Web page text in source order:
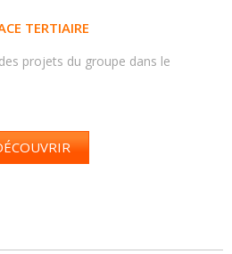
TERTIAIRE
projets du groupe dans le